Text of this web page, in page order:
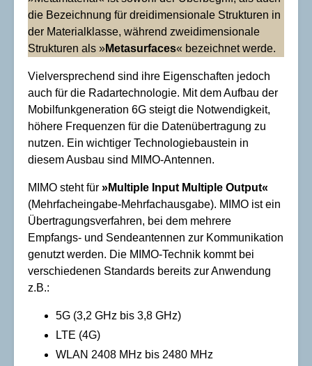
die Bezeichnung für dreidimensionale Strukturen in
der Materialklasse, während zweidimensionale
Strukturen als »Metasurfaces« bezeichnet werde.
Vielversprechend sind ihre Eigenschaften jedoch
auch für die Radartechnologie. Mit dem Aufbau der
Mobilfunkgeneration 6G steigt die Notwendigkeit,
höhere Frequenzen für die Datenübertragung zu
nutzen. Ein wichtiger Technologiebaustein in
diesem Ausbau sind MIMO-Antennen.
MIMO steht für »Multiple Input Multiple Output«
(Mehrfacheingabe-Mehrfachausgabe). MIMO ist ein
Übertragungsverfahren, bei dem mehrere
Empfangs- und Sendeantennen zur Kommunikation
genutzt werden. Die MIMO-Technik kommt bei
verschiedenen Standards bereits zur Anwendung
z.B.:
5G (3,2 GHz bis 3,8 GHz)
LTE (4G)
WLAN 2408 MHz bis 2480 MHz